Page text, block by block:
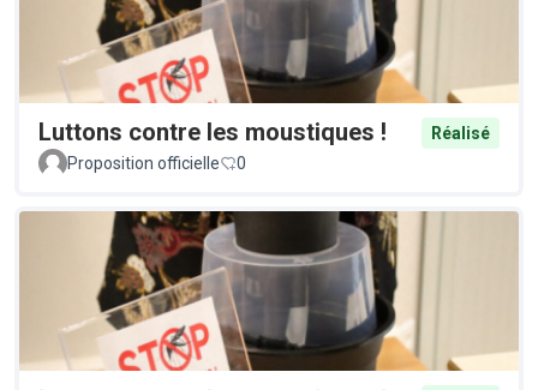
Luttons contre les moustiques !
Réalisé
Proposition officielle
0